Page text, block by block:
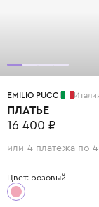
EMILIO PUCCI
ПЛАТЬЕ
16 400 ₽
или 4 платежа по
Цвет: розовый